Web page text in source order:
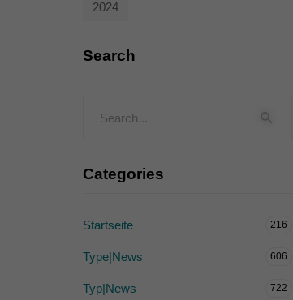
2024
Search
Categories
Startseite 216
Type|News 606
Typ|News 722